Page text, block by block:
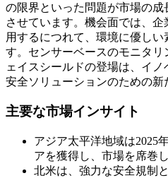
の限界といった問題が市場の
させています。機会面では、
用するにつれて、環境に優し
す。センサーベースのモニタ
ェイスシールドの登場は、イ
安全ソリューションのための新
主要な市場インサイト
アジア太平洋地域は2025
アを獲得し、市場を席巻し
北米は、強力な安全規制